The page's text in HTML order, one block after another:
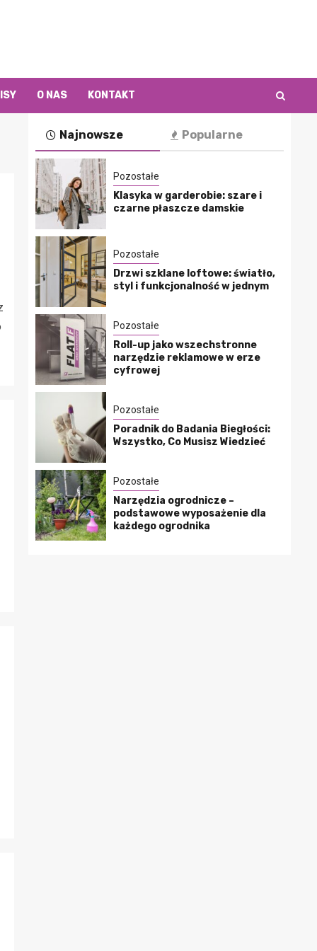
O NAS KONTAKT
Najnowsze Popularne
Pozostałe
Klasyka w garderobie: szare i
czarne płaszcze damskie
Pozostałe
Drzwi szklane loftowe: światło,
styl i funkcjonalność w jednym
Pozostałe
Roll-up jako wszechstronne
narzędzie reklamowe w erze
cyfrowej
Pozostałe
Poradnik do Badania Biegłości:
Wszystko, Co Musisz Wiedzieć
Pozostałe
Narzędzia ogrodnicze –
podstawowe wyposażenie dla
każdego ogrodnika